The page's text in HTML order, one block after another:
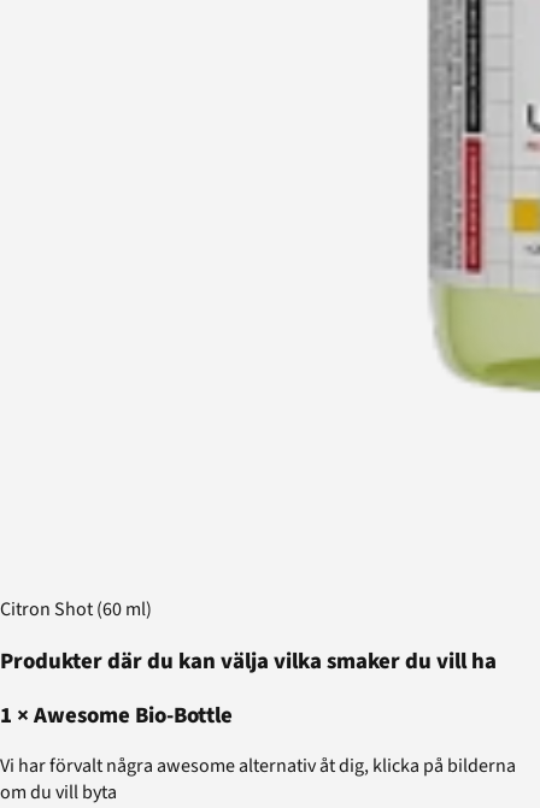
Citron Shot (60 ml)
Produkter där du kan välja vilka smaker du vill ha
1 ×Awesome Bio-Bottle
Vi har förvalt några awesome alternativ åt dig, klicka på bilderna
om du vill byta